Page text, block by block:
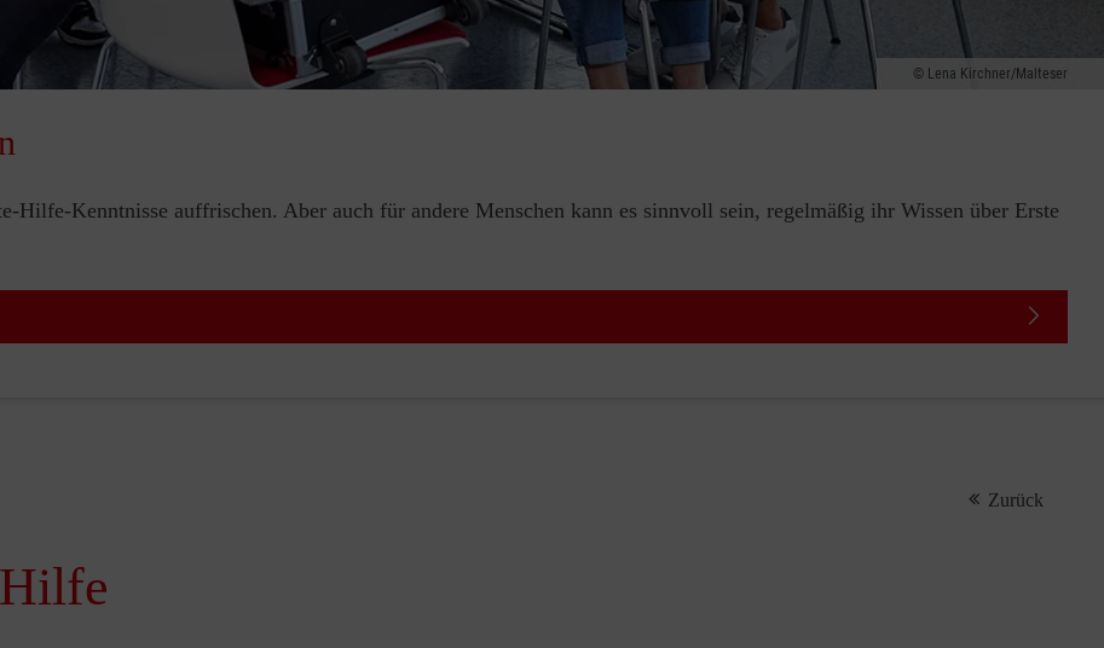
Lena Kirchner/Malteser
Hilfe-Kenntnisse auffrischen. Aber auch für andere Menschen kann es sinnvoll sein, regelmäßig ihr Wissen über Erste
Zurück